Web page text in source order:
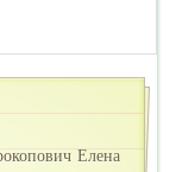
Елена